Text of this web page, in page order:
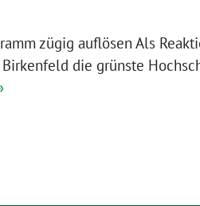
zügig auflösen Als
die grünste